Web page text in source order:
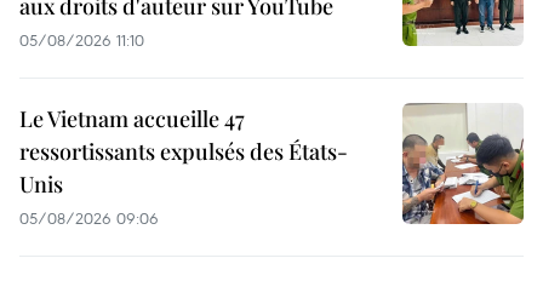
aux droits d'auteur sur YouTube
05/08/2026 11:10
Le Vietnam accueille 47
ressortissants expulsés des États-
Unis
05/08/2026 09:06